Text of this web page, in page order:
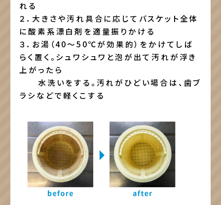
れる
２．大きさや汚れ具合に応じてバスケット全体
に酸素系漂白剤を適量振りかける
３．お湯（40～50℃が効果的）をかけてしば
らく置く。シュワシュワと泡が出て汚れが浮き
上がったら
水洗いをする。汚れがひどい場合は、歯ブ
ラシなどで軽くこする